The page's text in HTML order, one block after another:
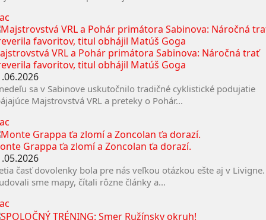
VRL a Pohár primátora Sabinova: Náročná trať
favoritov, titul obhájil Matúš Goga
sa v Sabinove uskutočnilo tradičné cyklistické podujatie
Majstrovstvá VRL a preteky o Pohár...
Grappa ťa zlomí a Zoncolan ťa dorazí.
časť dovolenky bola pre nás veľkou otázkou ešte aj v Livigne.
sme mapy, čítali rôzne články a...